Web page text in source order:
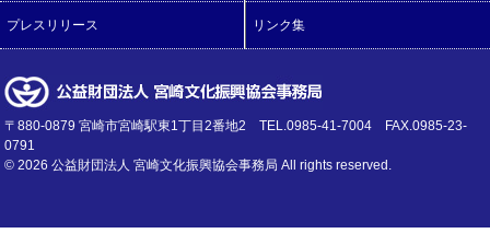
プレスリリース リンク集
〒880-0879 宮崎市宮崎駅東1丁目2番地2 TEL.0985-41-7004 FAX.0985-23-
0791
©2026 公益財団法人 宮崎文化振興協会事務局 All rights reserved.